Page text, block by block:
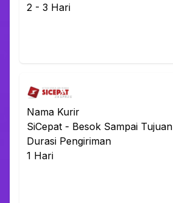
2 - 3 Hari
Nama Kurir
SiCepat - Besok Sampai Tujuan
Durasi Pengiriman
1 Hari